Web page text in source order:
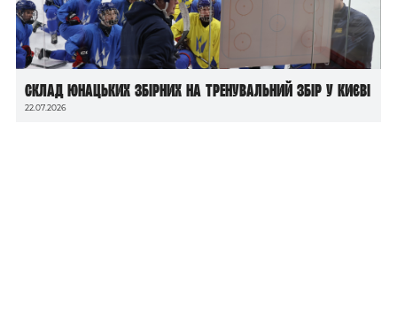
Склад юнацьких збірних на тренувальний збір у Києві
22.07.2026